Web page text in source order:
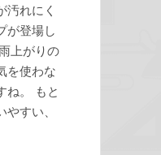
汚れにく
が登場し
上がりの
を使わな
ね。 もと
すい、